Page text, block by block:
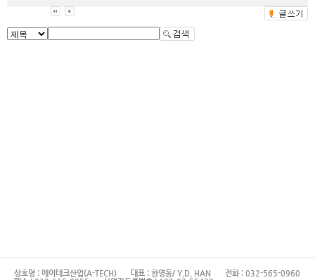
상호명 : 에이테크산업(A-TECH) 대표 : 한영동/ Y.D. HAN
전화 : 032-565-0960